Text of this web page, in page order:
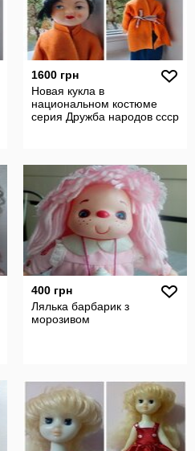
1600 грн
Новая кукла в
национальном костюме
серия Дружба народов ссср
400 грн
Лялька барбарик з
морозивом